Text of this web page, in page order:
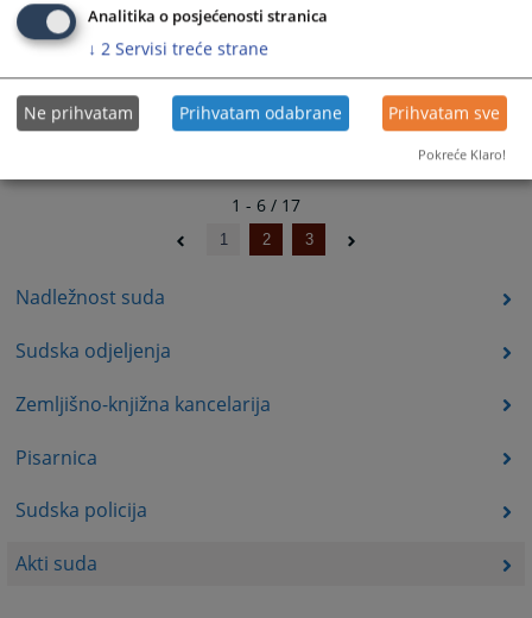
Nadležnost suda
Sudska odjeljenja
Zemljišno-knjižna kancelarija
Pisarnica
Sudska policija
Akti suda
1 - 6 / 17
1 2 3
Analitika o posjećenosti stranica
↓ 2 Servisi treće strane
Ne prihvatam Prihvatam odabrane Prihvatam sve
Pokreće Klaro!